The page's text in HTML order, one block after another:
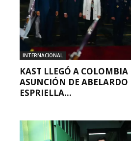
INTERNACIONAL
KAST LLEGÓ A
ASUNCIÓN DE ABELARDO
ESPRIELLA...